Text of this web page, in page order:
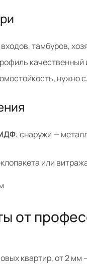
тамбуров,
: снаружи —
или
от
квартир, от 2